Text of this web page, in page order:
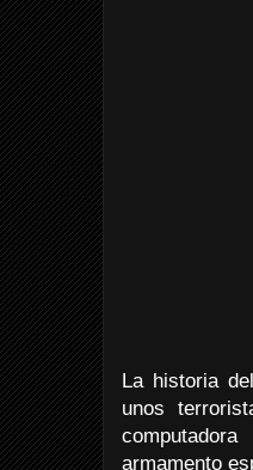
La historia
unos
armamento